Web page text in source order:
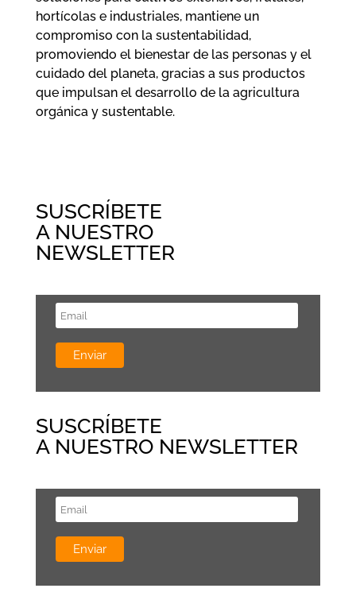
hortícolas e industriales, mantiene un
compromiso con la sustentabilidad,
promoviendo el bienestar de las personas y el
cuidado del planeta, gracias a sus productos
que impulsan el desarrollo de la agricultura
orgánica y sustentable.
SUSCRÍBETE
A NUESTRO
NEWSLETTER
SUSCRÍBETE
A NUESTRO NEWSLETTER